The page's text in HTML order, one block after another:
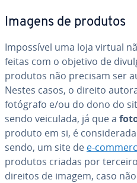
Imagens de produtos
Im­pos­sí­vel uma loja virtual
feitas com o objetivo de
produtos não precisam ser
Nestes casos, o direito
fotógrafo e/ou do dono do
sendo veiculada, já que a
produto em si, é con­si­de­rada
sendo, um site de e-
produtos criadas por
direitos de imagem, caso